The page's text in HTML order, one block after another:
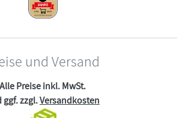
und Versand
Alle Preise inkl. MwSt.
ggf. zzgl.Versandkosten